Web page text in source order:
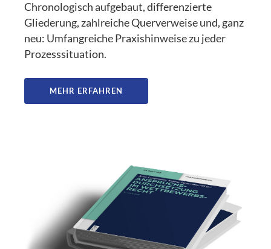
Chronologisch aufgebaut, differenzierte
Gliederung, zahlreiche Querverweise und, ganz
neu: Umfangreiche Praxishinweise zu jeder
Prozesssituation.
MEHR ERFAHREN